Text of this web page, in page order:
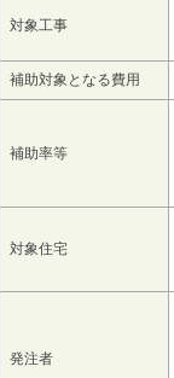
対象工事
補助対象となる費用
補助率等
対象住宅
発注者